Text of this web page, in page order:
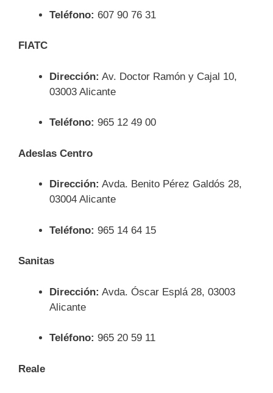
Teléfono: 607 90 76 31
FIATC
Dirección: Av. Doctor Ramón y Cajal 10,
03003 Alicante
Teléfono: 965 12 49 00
Adeslas Centro
Dirección: Avda. Benito Pérez Galdós 28,
03004 Alicante
Teléfono: 965 14 64 15
Sanitas
Dirección: Avda. Óscar Esplá 28, 03003
Alicante
Teléfono: 965 20 59 11
Reale